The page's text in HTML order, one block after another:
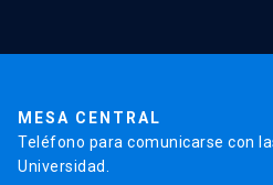
MESA CENTRAL
Teléfono para comunicarse con
Universidad.